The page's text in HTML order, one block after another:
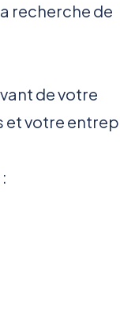
recherche de
de votre
et votre